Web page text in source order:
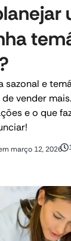
sazonal e
vender
e o que
março 12, 2026